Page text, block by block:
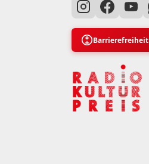
Barrierefreiheit